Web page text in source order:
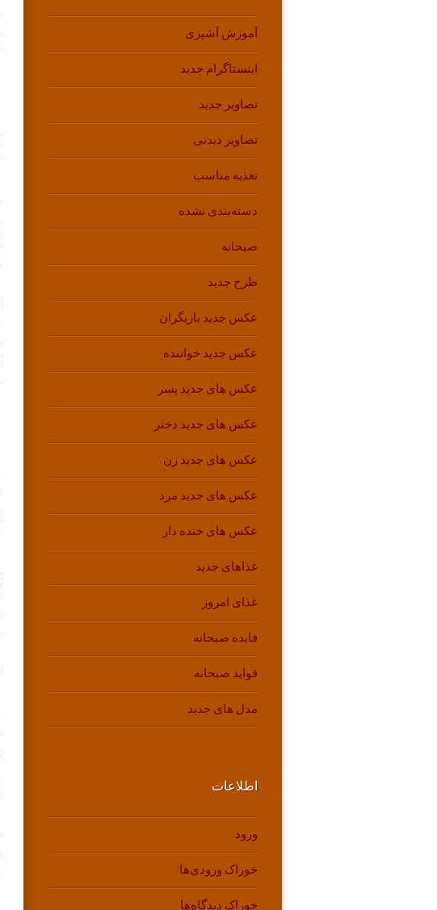
آموزش آشپزی
اینستاگرام جدید
تصاویر جدید
تصاویر دیدنی
تغذیه مناسب
دسته‌بندی نشده
صبحانه
طرح جدید
عکس جدید بازیگران
عکس جدید خواننده
عکس های جدید پسر
عکس های جدید دختر
عکس های جدید زن
عکس های جدید مرد
عکس های خنده دار
غذاهای جدید
غذای امروز
فایده صبحانه
فواید صبحانه
مدل های جدید
اطلاعات
ورود
خوراک ورودی‌ها
خوراک دیدگاه‌ها